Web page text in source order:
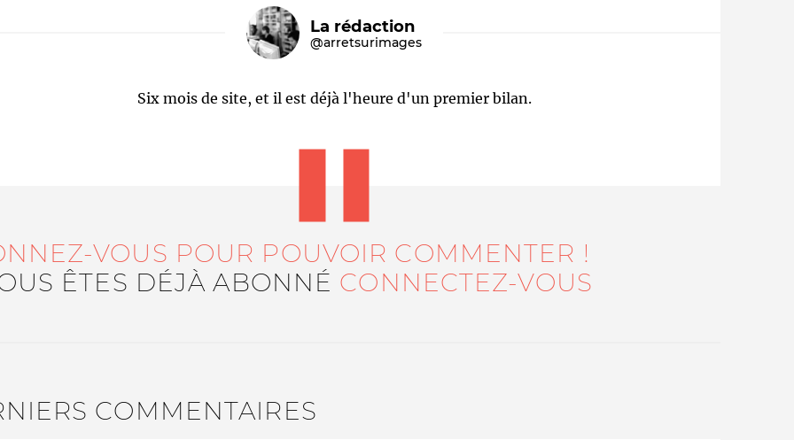
La rédaction
@arretsurimages
Six mois de site, et il est déjà l'heure d'un premier bilan.
VOUS POUR POUVOIR COMMENTER !
ÊTES DÉJÀ ABONNÉ CONNECTEZ-VOUS
COMMENTAIRES